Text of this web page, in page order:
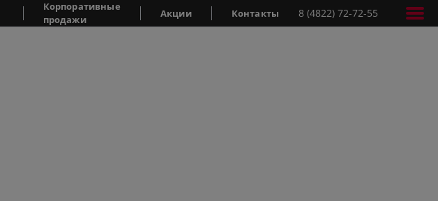
Корпоративные
продажи
Акции Контакты 8 (4822) 72-72-55